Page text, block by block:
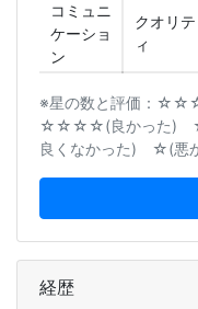
コミュニ
ケーショ
ン
クオリテ
ィ
※星の数と評価：
☆☆☆☆(良かった)
良くなかった) ☆(悪
経歴